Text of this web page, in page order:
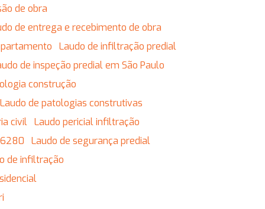
de obra
de entrega e recebimento de obra
Laudo de infiltração predial
de inspeção predial em São Paulo
construção
Laudo de patologias construtivas
civil
Laudo pericial infiltração
Laudo de segurança predial
de infiltração